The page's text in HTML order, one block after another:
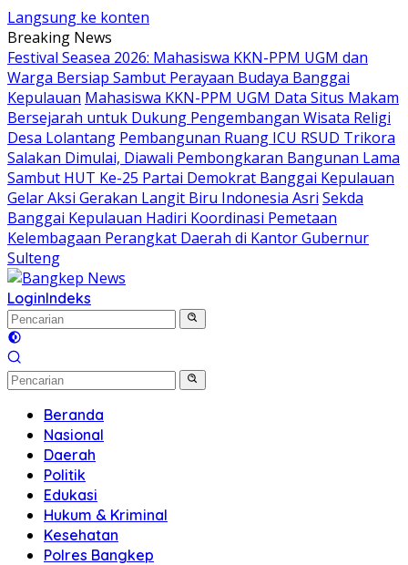
Langsung ke konten
Breaking News
Festival Seasea 2026: Mahasiswa KKN-PPM UGM dan
Warga Bersiap Sambut Perayaan Budaya Banggai
Kepulauan Mahasiswa KKN-PPM UGM Data Situs Makam
Bersejarah untuk Dukung Pengembangan Wisata Religi
Desa Lolantang Pembangunan Ruang ICU RSUD Trikora
Salakan Dimulai, Diawali Pembongkaran Bangunan Lama
Sambut HUT Ke-25 Partai Demokrat Banggai Kepulauan
Gelar Aksi Gerakan Langit Biru Indonesia Asri Sekda
Banggai Kepulauan Hadiri Koordinasi Pemetaan
Kelembagaan Perangkat Daerah di Kantor Gubernur
Sulteng
LoginIndeks
Beranda
Nasional
Daerah
Politik
Edukasi
Hukum & Kriminal
Kesehatan
Polres Bangkep